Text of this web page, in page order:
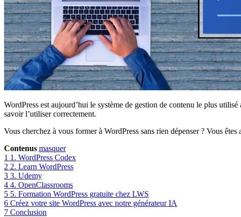
WordPress est aujourd’hui le système de gestion de contenu le plus
savoir l’utiliser correctement.
Vous cherchez à vous former à WordPress sans rien dépenser ? Vous
Contenus masquer
1 1. WordPress Codex
2 2. Learn WordPress
3 3. Udemy
4 4. OpenClassrooms
5 5. Formation WordPress gratuite chez LWS
6 Créez votre site WordPress avec notre générateur IA
7 Conclusion